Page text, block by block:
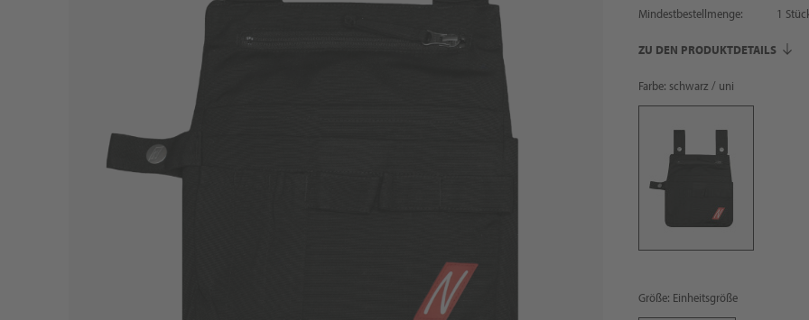
Mindestbestellmenge:
1
ZU DEN PRODUKTDETAILS
Farbe: schwarz / uni
Größe: Einheitsgröße